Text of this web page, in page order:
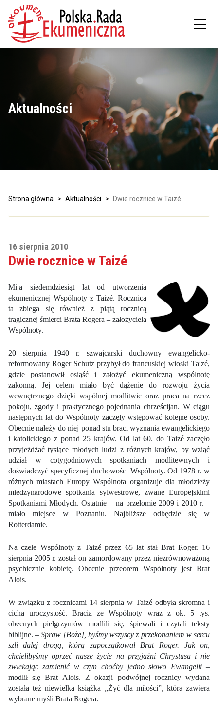
Aktualności
Strona główna > Aktualności > Dwie rocznice w Taizé
16 sierpnia 2010
Dwie rocznice w Taizé
Mija siedemdziesiąt lat od utworzenia
ekumenicznej Wspólnoty z Taizé. Rocznica
ta zbiega się również z piątą rocznicą
tragicznej śmierci Brata Rogera – założyciela
Wspólnoty.
20 sierpnia 1940 r. szwajcarski duchowny ewangelicko-
reformowany Roger Schutz przybył do francuskiej wioski Taizé,
gdzie postanowił osiąść i założyć ekumeniczną wspólnotę
zakonną. Jej celem miało być dążenie do rozwoju życia
wewnętrznego dzięki wspólnej modlitwie oraz praca na rzecz
pokoju, zgody i praktycznego pojednania chrześcijan. W ciągu
następnych lat do Wspólnoty zaczęły wstępować kolejne osoby.
Obecnie należy do niej ponad stu braci wyznania ewangelickiego
i katolickiego z ponad 25 krajów. Od lat 60. do Taizé zaczęło
przyjeżdżać tysiące młodych ludzi z różnych krajów, by wziąć
udział w cotygodniowych spotkaniach modlitewnych i
doświadczyć specyficznej duchowości Wspólnoty. Od 1978 r. w
różnych miastach Europy Wspólnota organizuje dla młodzieży
międzynarodowe spotkania sylwestrowe, zwane Europejskimi
Spotkaniami Młodych. Ostatnie – na przełomie 2009 i 2010 r. –
miało miejsce w Poznaniu. Najbliższe odbędzie się w
Rotterdamie.
Na czele Wspólnoty z Taizé przez 65 lat stał Brat Roger. 16
sierpnia 2005 r. został on zamordowany przez niezrównoważoną
psychicznie kobietę. Obecnie przeorem Wspólnoty jest Brat
Alois.
W związku z rocznicami 14 sierpnia w Taizé odbyła skromna i
cicha uroczystość. Bracia ze Wspólnoty wraz z ok. 5 tys.
obecnych pielgrzymów modlili się, śpiewali i czytali teksty
biblijne. –Spraw [Boże], byśmy wszyscy z przekonaniem w sercu
szli dalej drogą, którą zapoczątkował Brat Roger. Jak on,
chcielibyśmy oprzeć nasze życie na przyjaźni Chrystusa i nie
zwlekając zamienić w czyn choćby jedno słowo Ewangelii–
modlił się Brat Alois. Z okazji podwójnej rocznicy wydana
została też niewielka książka „Żyć dla miłości”, która zawiera
wybrane myśli Brata Rogera.